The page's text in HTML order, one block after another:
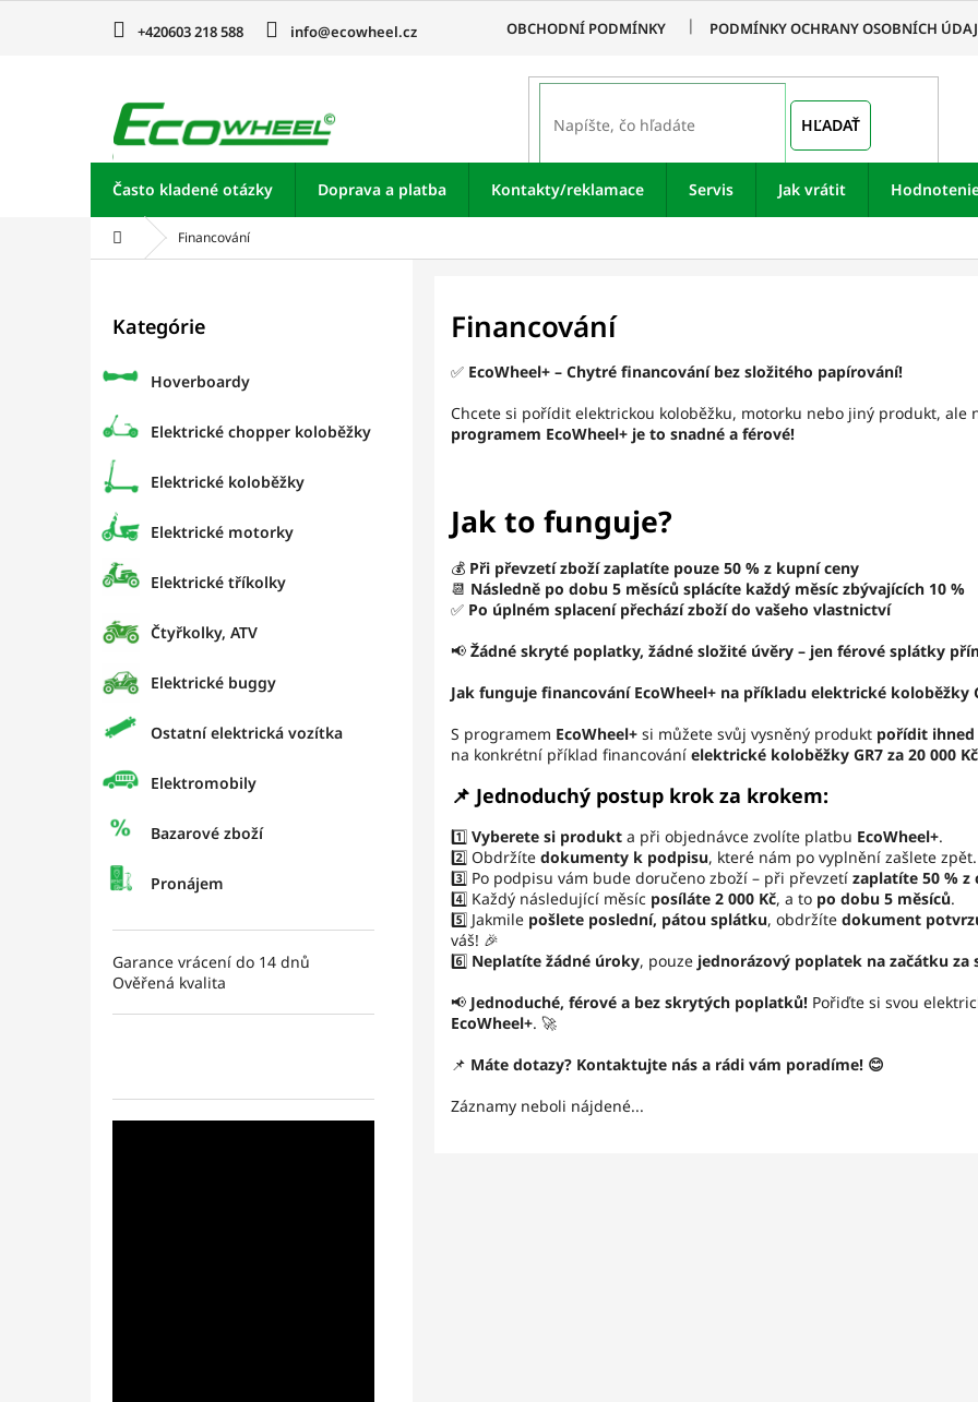
+420603 218 588 info@ecowheel.cz OBCHODNÍ PODMÍNKY PODMÍNKY OCHRANY OSOBNÍCH
HĽADAŤ
Často kladené otázky Doprava a platba Kontakty/reklamace Servis Jak vrátit
Domov Financování
kategórie
Kategórie
Hoverboardy
Elektrické chopper koloběžky
Elektrické koloběžky
Elektrické motorky
Elektrické tříkolky
Čtyřkolky, ATV
Elektrické buggy
Ostatní elektrická vozítka
Elektromobily
Bazarové zboží
Pronájem
Garance vrácení do 14 dnů
Ověřená kvalita
Financování
✅ EcoWheel+ – Chytré financování bez složitého papírování!
Chcete si pořídit elektrickou koloběžku, motorku nebo jiný produkt, ale
programem EcoWheel+ je to snadné a férové!
Jak to funguje?
💰 Při převzetí zboží zaplatíte pouze 50 % z kupní ceny
📆 Následně po dobu 5 měsíců splácíte každý měsíc zbývajících 10 %
✅ Po úplném splacení přechází zboží do vašeho vlastnictví
📢 Žádné skryté poplatky, žádné složité úvěry – jen férové splátky
Jak funguje financování EcoWheel+ na příkladu elektrické koloběžky
S programem EcoWheel+ si můžete svůj vysněný produkt pořídit ihned
na konkrétní příklad financování elektrické koloběžky GR7 za 20 000 Kč
📌 Jednoduchý postup krok za krokem:
1️⃣ Vyberete si produkt a při objednávce zvolíte platbu EcoWheel+.
2️⃣ Obdržíte dokumenty k podpisu, které nám po vyplnění zašlete zpět.
3️⃣ Po podpisu vám bude doručeno zboží – při převzetí zaplatíte 50 % z
4️⃣ Každý následující měsíc posíláte 2 000 Kč, a to po dobu 5 měsíců.
5️⃣ Jakmile pošlete poslední, pátou splátku, obdržíte dokument
váš! 🎉
6️⃣ Neplatíte žádné úroky, pouze jednorázový poplatek na začátku za
📢 Jednoduché, férové a bez skrytých poplatků! Pořiďte si svou
EcoWheel+. 🚀
📌 Máte dotazy? Kontaktujte nás a rádi vám poradíme! 😊
Záznamy neboli nájdené...